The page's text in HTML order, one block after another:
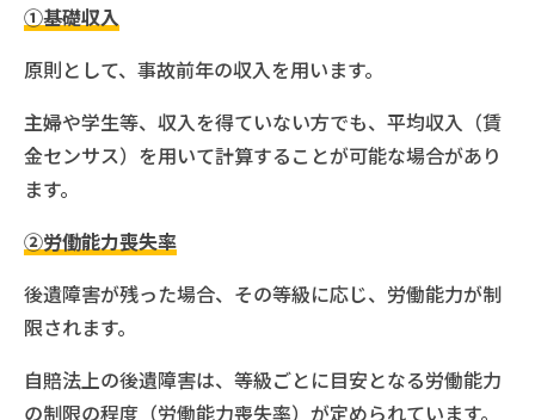
①基礎収入
原則として、事故前年の収入を用います。
主婦や学生等、収入を得ていない方でも、平均収入（賃
金センサス）を用いて計算することが可能な場合があり
ます。
②労働能力喪失率
後遺障害が残った場合、その等級に応じ、労働能力が制
限されます。
自賠法上の後遺障害は、等級ごとに目安となる労働能力
の制限の程度（労働能力喪失率）が定められています。